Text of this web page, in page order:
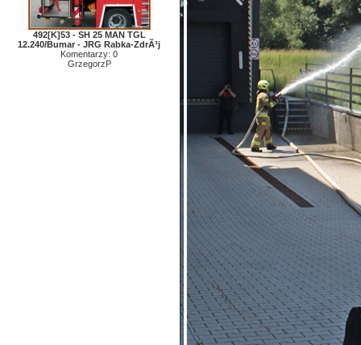
492[K]53 - SH 25 MAN TGL
12.240/Bumar - JRG Rabka-ZdrÃ³j
Komentarzy: 0
GrzegorzP